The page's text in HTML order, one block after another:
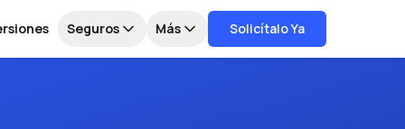
Seguros Más Solicítalo Ya